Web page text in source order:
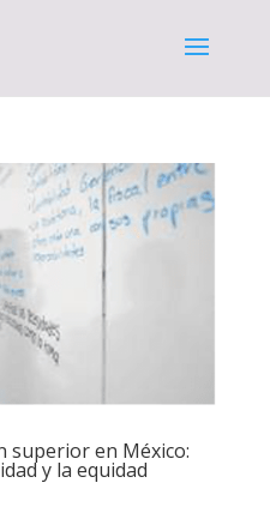
superior en México:
y la equidad